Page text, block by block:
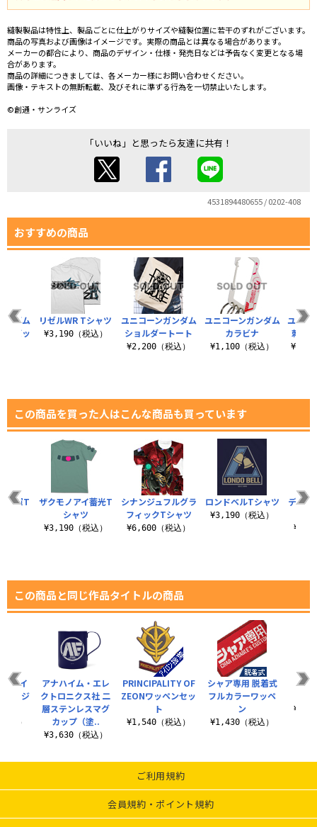
縫製製品は特性上、製品ごとに仕上がりサイズや縫製位置に若干のずれがございます。
商品の写真および画像はイメージです。実際の商品とは異なる場合があります。
メーカーの都合により、商品のデザイン・仕様・発売日などは予告なく変更となる場
合があります。
商品の詳細につきましては、各メーカー様にお問い合わせください。
画像・テキストの無断転載、及びそれに準ずる行為を一切禁止いたします。
©創通・サンライズ
「いいね」と思ったら友達に共有！
4531894480655 / 0202-408
おすすめの商品
ユニコーンガンダム
ショルダートート
¥2,200（税込）
ユニコーンガンダム
カラビナ
¥1,100（税込）
ユニコ
刺繍
ンダム
ーバッ
リゼルWR Tシャツ
¥3,190（税込）
この商品を買った人はこんな商品も買っています
シナンジュフルグラ
フィックTシャツ
¥6,600（税込）
ロンドベルTシャツ
¥3,190（税込）
デスト
動軍T
ザクモノアイ蓄光T
シャツ
¥3,190（税込）
この商品と同じ作品タイトルの商品
PRINCIPALITY OF
ZEONワッペンセッ
ト
¥1,540（税込）
シャア専用 脱着式
フルカラーワッペ
ン
¥1,430（税込）
「ザ
ェイ
1ジ
込）
アナハイム・エレ
クトロニクス社 二
層ステンレスマグ
カップ（塗..
¥3,630（税込）
ご利用規約
会員規約・ポイント規約